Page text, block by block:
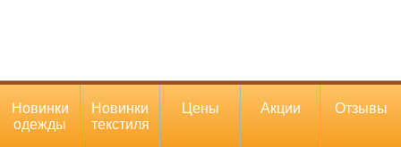
Новинки
одежды
Новинки
текстиля
Цены Акции Отзывы